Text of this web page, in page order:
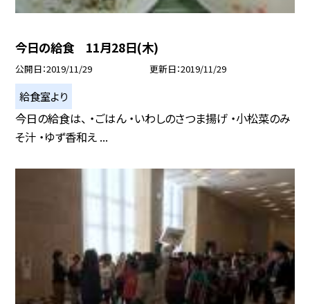
今日の給食 11月28日(木)
公開日 2019/11/29 更新日 2019/11/29
給食室より
今日の給食は、 ・ごはん ・いわしのさつま揚げ ・小松菜のみ
そ汁 ・ゆず香和え ...